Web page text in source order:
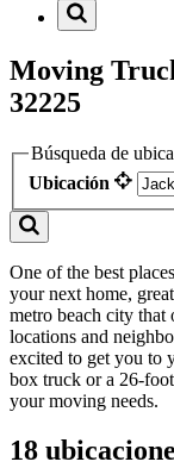
Moving
32225
Búsqueda de
Ubicación
One of the best
your next home,
metro beach city
locations and
excited to get you to
box truck or a 26-
your moving needs.
18